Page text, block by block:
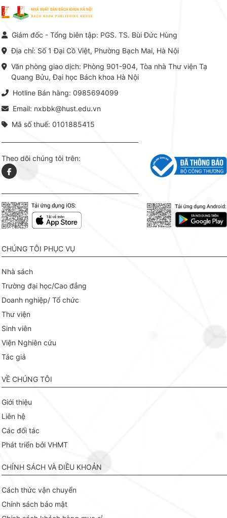
vực Hóa học phân tích tại Việt
Nam hiện nay. Bộ sách mang
đến một hệ thống tri thức hoàn
thuật thực hành -> Ứng dụng
khoa Hà Nội ấn hành cả hai
lý. Các
Giám đốc - Tổng biên tập: PGS. TS. Bùi Đức Hùng
Địa chỉ: Số 1 Đại Cồ Việt, Phường Bạch Mai, Hà Nội
Văn phòng giao dịch: Phòng 901-904, Tòa nhà Thư viện Tạ
Quang Bửu, Đại học Bách khoa Hà Nội
Hotline Bán hàng: 0985694099
Email: nxbbk@hust.edu.vn
Mã số thuế: 0101885415
Theo dõi chúng tôi trên:
CHÚNG TÔI PHỤC VỤ
Nhà sách
Trường đại học/Cao đẳng
Doanh nghiệp/ Tổ chức
Thư viện
Sinh viên
Viện Nghiên cứu
Tác giả
VỀ CHÚNG TÔI
Giới thiệu
Liên hệ
Các đối tác
Phát triển bởi VHMT
CHÍNH SÁCH VÀ ĐIỀU KHOẢN
Cách thức vận chuyển
Chính sách bảo mật